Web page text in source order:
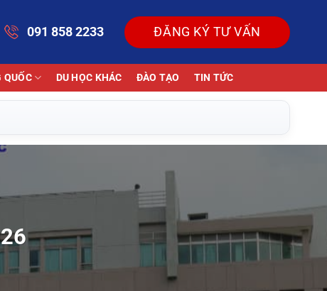
091 858 2233 ĐĂNG KÝ TƯ VẤN
QUỐC DU HỌC KHÁC ĐÀO TẠO TIN TỨC